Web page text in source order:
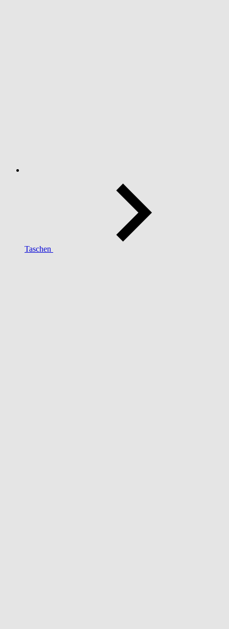
Taschen